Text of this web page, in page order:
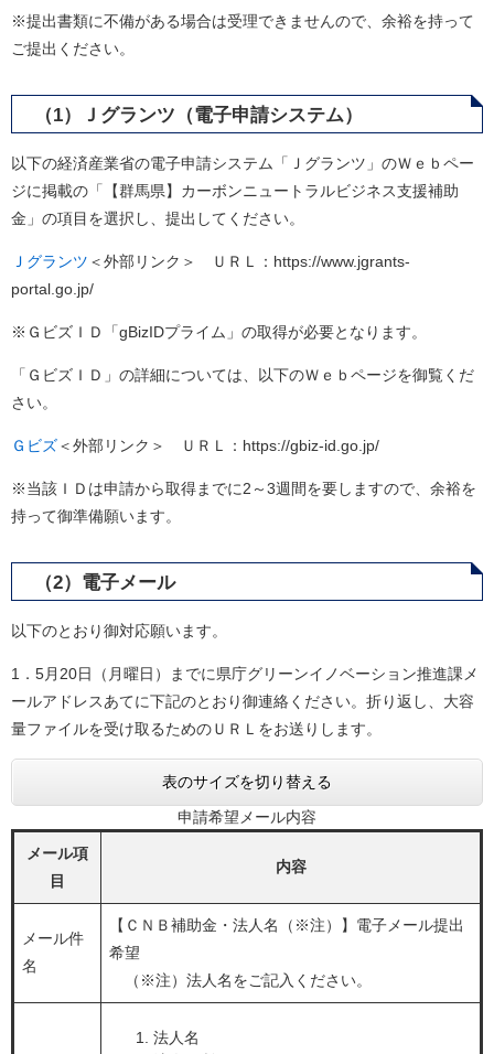
※提出書類に不備がある場合は受理できませんので、余裕を持って
ご提出ください。
（1）Ｊグランツ（電子申請システム）
以下の経済産業省の電子申請システム「Ｊグランツ」のＷｅｂペー
ジに掲載の「【群馬県】カーボンニュートラルビジネス支援補助
金」の項目を選択し、提出してください。
Ｊグランツ ＜外部リンク＞
ＵＲＬ：https://www.jgrants-
portal.go.jp/
※ＧビズＩＤ「gBizIDプライム」の取得が必要となります。
「ＧビズＩＤ」の詳細については、以下のＷｅｂページを御覧くだ
さい。
Ｇビズ＜外部リンク＞ ​ ＵＲＬ：https://gbiz-id.go.jp/
※当該ＩＤは申請から取得までに2～3週間を要しますので、余裕を
持って御準備願います。
（2）電子メール
以下のとおり御対応願います。
1．5月20日（月曜日）までに県庁グリーンイノベーション推進課メ
ールアドレスあてに下記のとおり御連絡ください。折り返し、大容
量ファイルを受け取るためのＵＲＬをお送りします。
表のサイズを切り替える
申請希望メール内容
メール項
目
内容
メール件
名
【ＣＮＢ補助金・法人名（※注）】電子メール提出
希望
（※注）法人名をご記入ください。
法人名